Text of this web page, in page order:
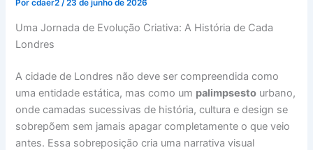
Porcdaer2/23 de junho de 2026
Uma Jornada de Evolução Criativa: A História de Cada
Londres
A cidade de Londres não deve ser compreendida como
uma entidade estática, mas como um palimpsesto urbano,
onde camadas sucessivas de história, cultura e design se
sobrepõem sem jamais apagar completamente o que veio
antes. Essa sobreposição cria uma narrativa visual